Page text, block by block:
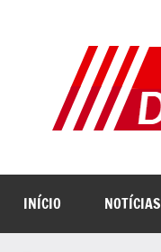
INÍCIO NOTÍCIAS